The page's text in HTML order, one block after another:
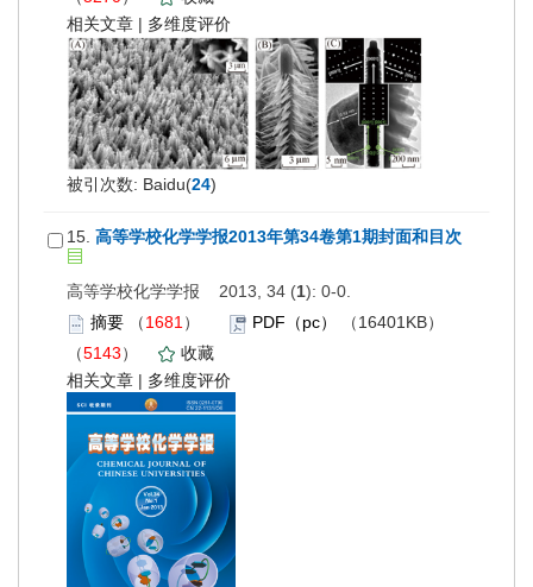
相关文章 | 多维度评价
被引次数: Baidu(24)
15. 高等学校化学学报2013年第34卷第1期封面和目次
高等学校化学学报 2013, 34 (1): 0-0.
摘要 （1681） PDF（pc）
（16401KB）
（5143）
收藏
相关文章 | 多维度评价